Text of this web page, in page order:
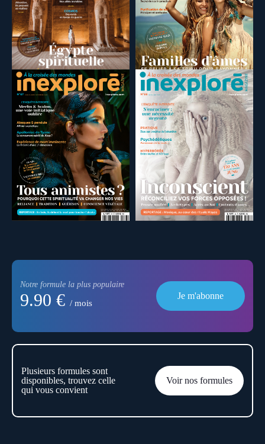
Notre formule la plus populaire
9.90 € / mois
Je m'abonne
Plusieurs formules sont
disponibles, trouvez celle
qui vous convient
Voir nos formules